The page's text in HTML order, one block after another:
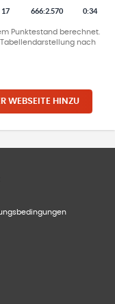
17 666:2.570 0:34
Punktestand berechnet.
nach
WEBSEITE HINZU